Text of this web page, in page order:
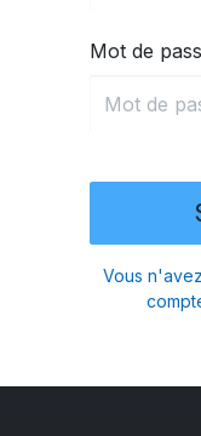
Mot de
Vous